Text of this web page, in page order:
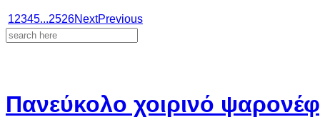
12345...2526NextPrevious
Πανεύκολο χοιρινό